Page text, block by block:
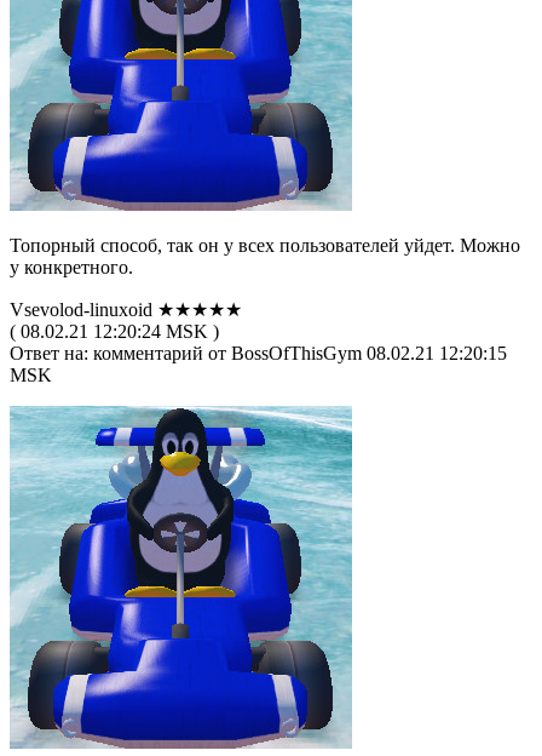
Топорный способ, так он у всех пользователей уйдет. Можно
у конкретного.
Vsevolod-linuxoid ★★★★★
( 08.02.21 12:20:24 MSK )
Ответ на: комментарий от BossOfThisGym 08.02.21 12:20:15
MSK